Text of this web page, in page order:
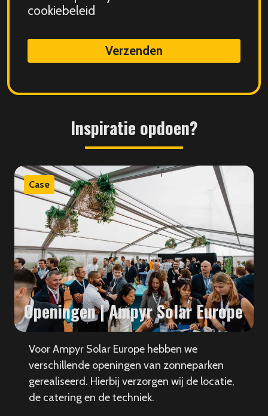
storing
data
cookiebeleid
Inspiratie opdoen?
Case
Openingen | Ampyr Solar Europe
Voor Ampyr Solar Europe hebben we
verschillende openingen van zonneparken
gerealiseerd. Hierbij verzorgen wij de locatie,
de catering en de techniek.